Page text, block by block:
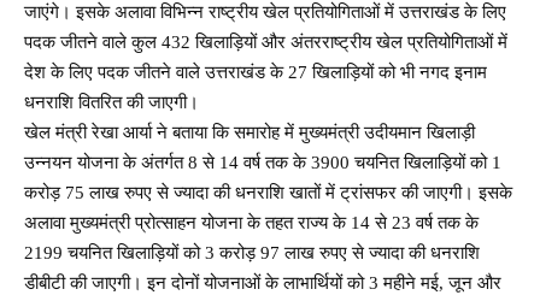
जाएंगे। इसके अलावा विभिन्न राष्ट्रीय खेल प्रतियोगिताओं में उत्तराखंड के लिए
पदक जीतने वाले कुल 432 खिलाड़ियों और अंतरराष्ट्रीय खेल प्रतियोगिताओं में
देश के लिए पदक जीतने वाले उत्तराखंड के 27 खिलाड़ियों को भी नगद इनाम
धनराशि वितरित की जाएगी।
खेल मंत्री रेखा आर्या ने बताया कि समारोह में मुख्यमंत्री उदीयमान खिलाड़ी
उन्नयन योजना के अंतर्गत 8 से 14 वर्ष तक के 3900 चयनित खिलाड़ियों को 1
करोड़ 75 लाख रुपए से ज्यादा की धनराशि खातों में ट्रांसफर की जाएगी। इसके
अलावा मुख्यमंत्री प्रोत्साहन योजना के तहत राज्य के 14 से 23 वर्ष तक के
2199 चयनित खिलाड़ियों को 3 करोड़ 97 लाख रुपए से ज्यादा की धनराशि
डीबीटी की जाएगी। इन दोनों योजनाओं के लाभार्थियों को 3 महीने मई, जून और